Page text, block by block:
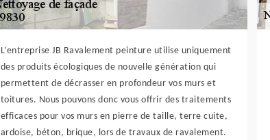
L’entreprise JB Ravalement peinture utilise uniquement
des produits écologiques de nouvelle génération qui
permettent de décrasser en profondeur vos murs et
toitures. Nous pouvons donc vous offrir des traitements
efficaces pour vos murs en pierre de taille, terre cuite,
ardoise, béton, brique, lors de travaux de ravalement.